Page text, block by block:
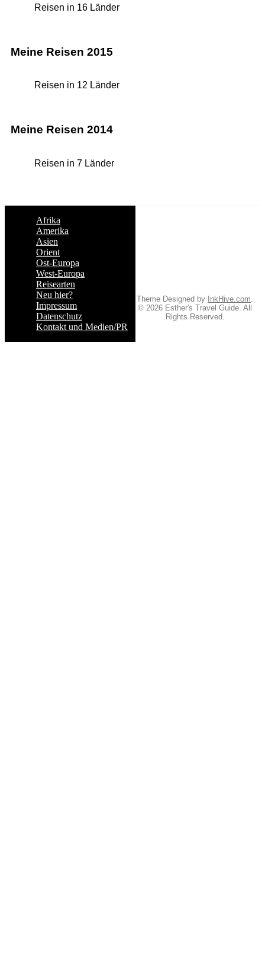
Reisen in 16 Länder
Meine Reisen 2015
Reisen in 12 Länder
Meine Reisen 2014
Reisen in 7 Länder
Afrika
Amerika
Asien
Orient
Ost-Europa
West-Europa
Reisearten
Neu hier?
Impressum
Datenschutz
Kontakt und Medien/PR
Theme Designed by InkHive.com
© 2026 Esther's Travel Guide. All
Rights Reserved.